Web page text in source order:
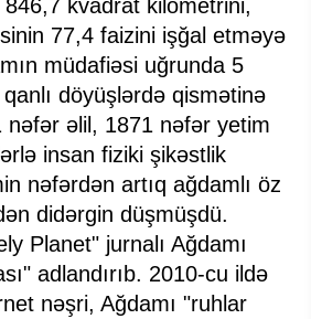
kvadrat kilometrini,
77,4 faizini işğal etməyə
müdafiəsi uğrunda 5
döyüşlərdə qismətinə
nəfər əlil, 1871 nəfər yetim
insan fiziki şikəstlik
nəfərdən artıq ağdamlı öz
didərgin düşmüşdü.
Planet" jurnalı Ağdamı
adlandırıb. 2010-cu ildə
nəşri, Ağdamı "ruhlar